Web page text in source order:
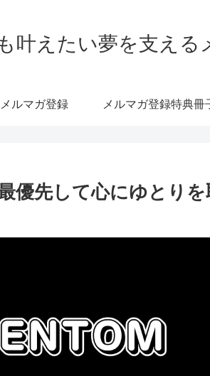
叶えたい夢を支える
メルマガ登録 メルマガ登録特典冊
優先して心にゆとり